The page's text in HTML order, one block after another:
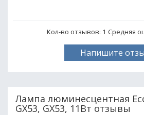
Кол-во отзывов: 1 Средняя
Напишите
Лампа люминесцентная
GX53, GX53, 11Вт отзывы